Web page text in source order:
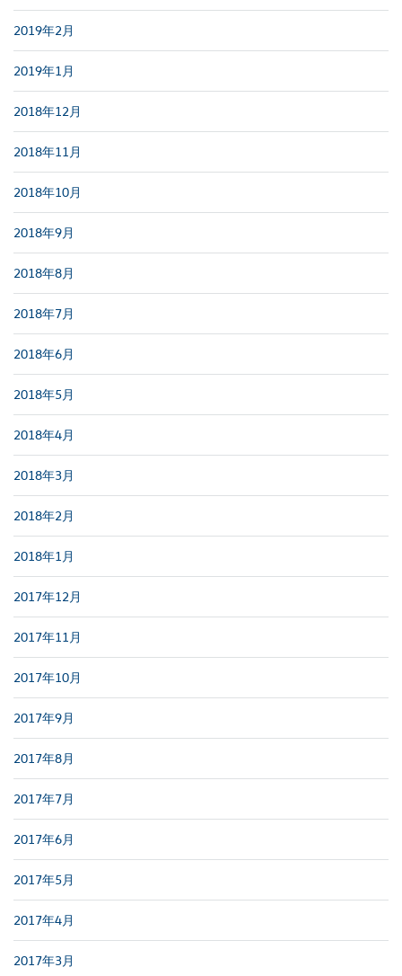
2019年2月
2019年1月
2018年12月
2018年11月
2018年10月
2018年9月
2018年8月
2018年7月
2018年6月
2018年5月
2018年4月
2018年3月
2018年2月
2018年1月
2017年12月
2017年11月
2017年10月
2017年9月
2017年8月
2017年7月
2017年6月
2017年5月
2017年4月
2017年3月